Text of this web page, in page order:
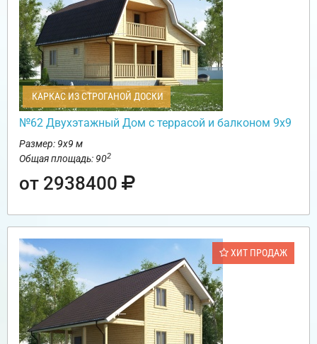
КАРКАС ИЗ СТРОГАНОЙ ДОСКИ
№62 Двухэтажный Дом с террасой и балконом 9х9
Размер: 9х9 м
Общая площадь: 902
от 2938400
ХИТ ПРОДАЖ